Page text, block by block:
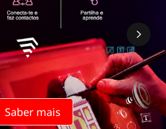
Saber mais